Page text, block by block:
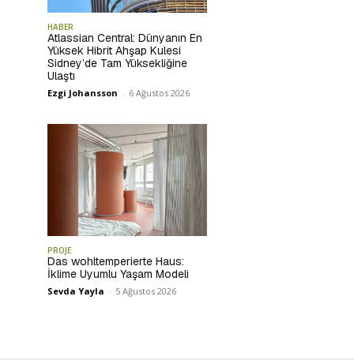
HABER
Atlassian Central: Dünyanın En
Yüksek Hibrit Ahşap Kulesi
Sidney’de Tam Yüksekliğine
Ulaştı
Ezgi Johansson - 6 Ağustos 2026
PROJE
Das wohltemperierte Haus:
İklime Uyumlu Yaşam Modeli
Sevda Yayla - 5 Ağustos 2026